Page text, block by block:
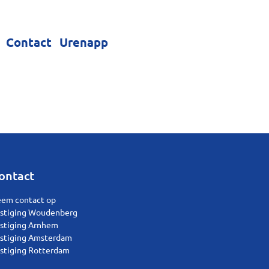
Contact Urenapp
contact op
Woudenberg
Arnhem
Amsterdam
Rotterdam